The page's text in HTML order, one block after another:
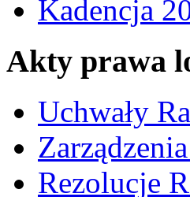
Kadencja
Akty prawa
Uchwały
Rezolucje